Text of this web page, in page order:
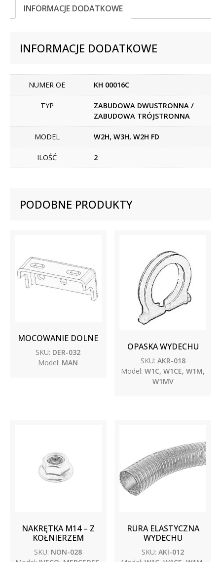
INFORMACJE DODATKOWE
INFORMACJE DODATKOWE
NUMER OE KH 00016C
TYP
ZABUDOWA DWUSTRONNA /
ZABUDOWA TRÓJSTRONNA
MODEL W2H, W3H, W2H FD
ILOŚĆ 2
PODOBNE PRODUKTY
MOCOWANIE DOLNE
SKU: DER-032
Model: MAN
OPASKA WYDECHU
SKU: AKR-018
Model: W1C, W1CE, W1M,
W1MV
NAKRĘTKA M14 – Z
KOŁNIERZEM
SKU: NON-028
RURA ELASTYCZNA
WYDECHU
SKU: AKI-012